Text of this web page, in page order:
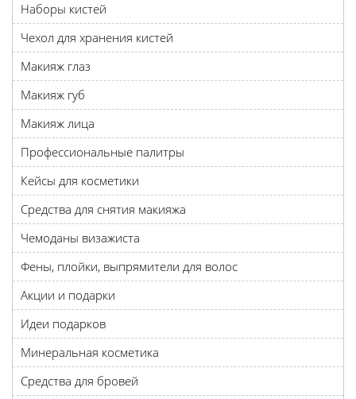
Наборы кистей
Чехол для хранения кистей
Макияж глаз
Макияж губ
Макияж лица
Профессиональные палитры
Кейсы для косметики
Средства для снятия макияжа
Чемоданы визажиста
Фены, плойки, выпрямители для волос
Акции и подарки
Идеи подарков
Минеральная косметика
Средства для бровей